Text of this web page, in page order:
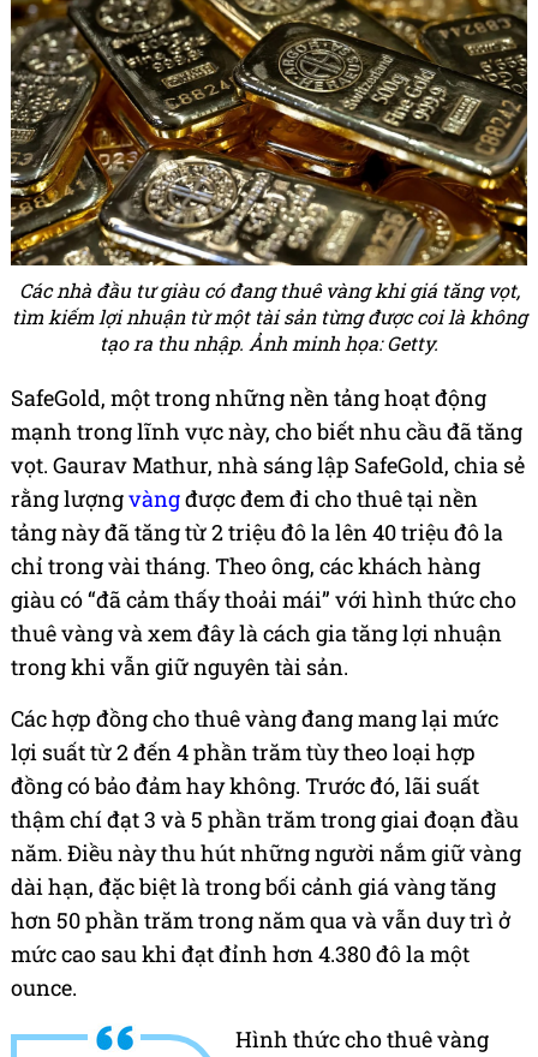
Các nhà đầu tư giàu có đang thuê vàng khi giá tăng vọt,
tìm kiếm lợi nhuận từ một tài sản từng được coi là không
tạo ra thu nhập. Ảnh minh họa: Getty.
SafeGold, một trong những nền tảng hoạt động
mạnh trong lĩnh vực này, cho biết nhu cầu đã tăng
vọt. Gaurav Mathur, nhà sáng lập SafeGold, chia sẻ
rằng lượngvàngđược đem đi cho thuê tại nền
tảng này đã tăng từ 2 triệu đô la lên 40 triệu đô la
chỉ trong vài tháng. Theo ông, các khách hàng
giàu có “đã cảm thấy thoải mái” với hình thức cho
thuê vàng và xem đây là cách gia tăng lợi nhuận
trong khi vẫn giữ nguyên tài sản.
Các hợp đồng cho thuê vàng đang mang lại mức
lợi suất từ 2 đến 4 phần trăm tùy theo loại hợp
đồng có bảo đảm hay không. Trước đó, lãi suất
thậm chí đạt 3 và 5 phần trăm trong giai đoạn đầu
năm. Điều này thu hút những người nắm giữ vàng
dài hạn, đặc biệt là trong bối cảnh giá vàng tăng
hơn 50 phần trăm trong năm qua và vẫn duy trì ở
mức cao sau khi đạt đỉnh hơn 4.380 đô la một
ounce.
Hình thức cho thuê vàng